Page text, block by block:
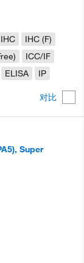
对比
IHC
IHC (F)
ICC/IF
ELISA IP
Super